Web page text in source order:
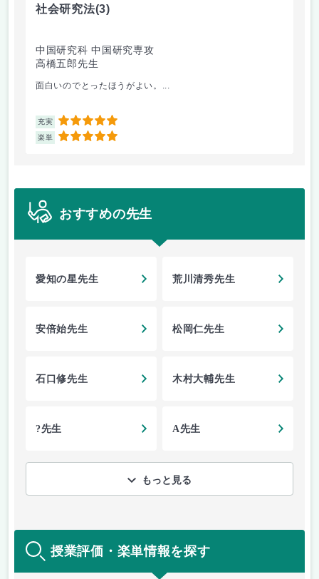
社会研究法(3)
中国研究科 中国研究専攻
高橋五郎先生
面白いのでとったほうがよい。...
充実 5
楽単 5
おすすめの先生
愛知の星先生 荒川清秀先生
安倍始先生 松岡仁先生
石口修先生 木村大輔先生
?先生 A先生
もっと見る
授業評価・楽単情報を探す